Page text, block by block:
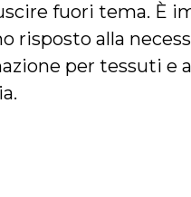
fuori tema. È
risposto alla
per tessuti e